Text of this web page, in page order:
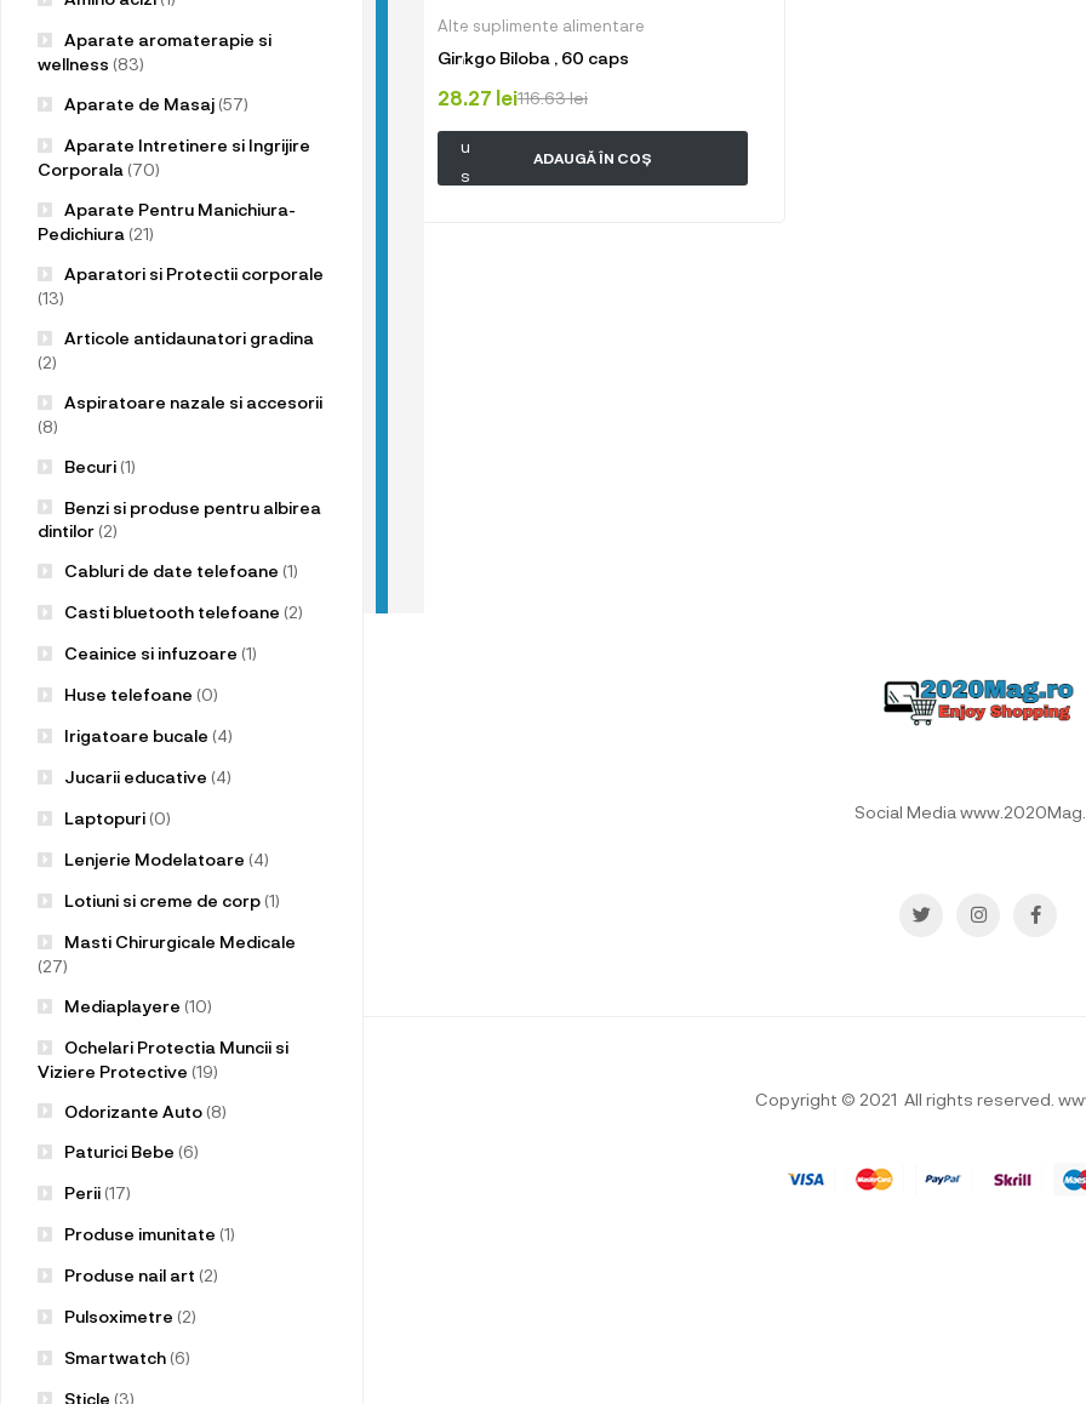
Alte suplimente alimentare
Ginkgo Biloba , 60 caps
116.63lei
28.27 lei
ADAUGĂ ÎN COȘ
Aparate aromaterapie si
wellness (83)
Aparate de Masaj(57)
Aparate Intretinere si Ingrijire
Corporala (70)
Aparate Pentru Manichiura-
Pedichiura (21)
Aparatori si Protectii corporale
(13)
Articole antidaunatori gradina
(2)
Aspiratoare nazale si accesorii
(8)
Becuri(1)
Benzi si produse pentru albirea
dintilor(2)
Cabluri de date telefoane (1)
Casti bluetooth telefoane (2)
Ceainice si infuzoare (1)
Huse telefoane (0)
Irigatoare bucale (4)
Jucarii educative (4)
Laptopuri(0)
Lenjerie Modelatoare (4)
Lotiuni si creme de corp(1)
Masti Chirurgicale Medicale
(27)
Mediaplayere (10)
Ochelari Protectia Muncii si
Viziere Protective (19)
Odorizante Auto(8)
Paturici Bebe (6)
Perii(17)
Produse imunitate (1)
Produse nail art (2)
Pulsoximetre (2)
Smartwatch(6)
Sticle (3)
p
r
o
u
s
Social Media
Copyright © 2021 All rights reserved.